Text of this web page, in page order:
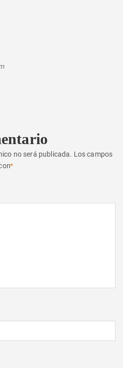
no será publicada. Los campos
*